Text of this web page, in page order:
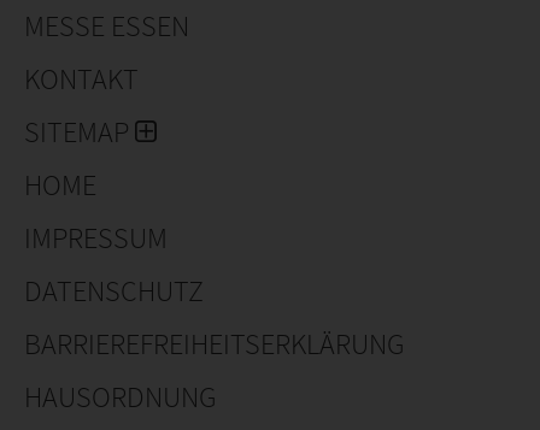
MESSE ESSEN
KONTAKT
SITEMAP
HOME
IMPRESSUM
DATENSCHUTZ
BARRIEREFREIHEITSERKLÄRUNG
HAUSORDNUNG